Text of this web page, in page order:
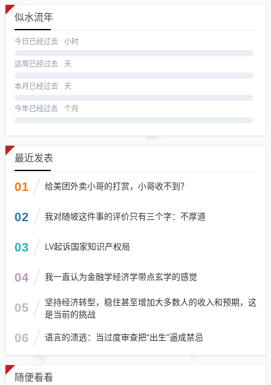
似水流年
今日已经过去 小时
这周已经过去 天
本月已经过去 天
今年已经过去 个月
最近发表
01 给美团外卖小哥的打赏，小哥收不到？
02 我对随坡这件事的评价只有三个字：不厚道
03 LV起诉国家知识产权局
04 我一直认为金融学经济学带点玄学的感觉
05
坚持经济转型，稳住甚至增加大多数人的收入和预期，这
是当前的挑战
06 语言的溃逃：当过度审查把“出生”逼成禁忌
随便看看